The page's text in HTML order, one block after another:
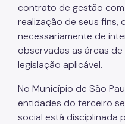
contrato de gestão
realização de seus fins,
necessariamente de
observadas as áreas
legislação aplicável.
No Município de São
entidades do terceiro
social está disciplinada